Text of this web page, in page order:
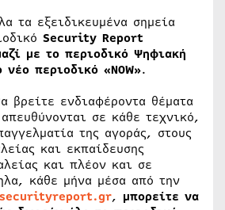
τα εξειδικευμένα σημεία
Security Report
με το περιοδικό Ψηφιακή
νέο περιοδικό «NOW».
βρείτε ενδιαφέροντα θέματα
σε κάθε τεχνικό,
της αγοράς, στους
και εκπαίδευσης
και πλέον και σε
κάθε μήνα μέσα από την
, μπορείτε να